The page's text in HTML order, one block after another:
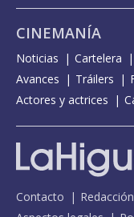
CINEMANÍA
Noticias Cartelera
Avances
Tráilers
Actores y actrices
Contacto Redacción